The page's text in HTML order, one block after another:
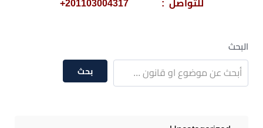
للتواصل : 201103004317+
البحث
بحث